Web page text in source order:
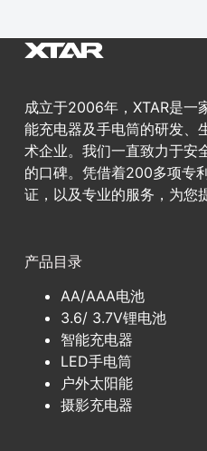
成立于2006年，XTAR是一
能充电器及手电筒的研发、
术企业。我们一直致力于安
的口碑。凭借着200多项专
证，以及专业的服务，为您
产品目录
AA/AAA电池
3.6/ 3.7V锂电池
智能充电器
LED手电筒
户外太阳能
摄影充电器